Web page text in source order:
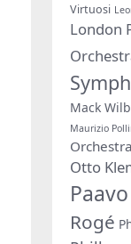
Virtuosi
London
Mack
Maurizio
Otto
Rogé